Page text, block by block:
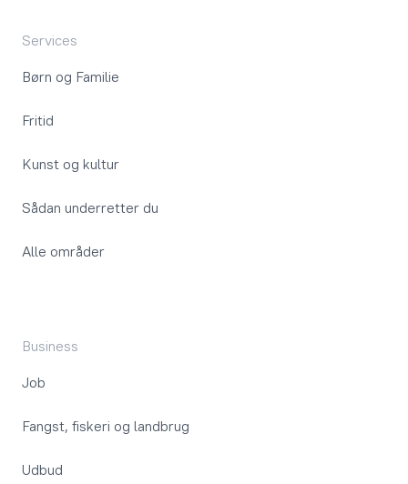
Services
Børn og Familie
Fritid
Kunst og kultur
Sådan underretter du
Alle områder
Business
Job
Fangst, fiskeri og landbrug
Udbud